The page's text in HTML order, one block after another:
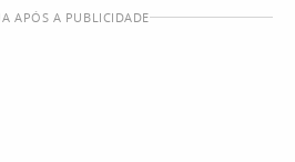
APÓS A PUBLICIDADE